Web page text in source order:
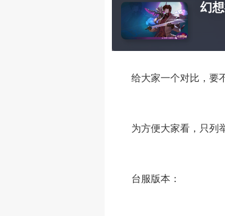
幻
给大家一个对比，要不
为方便大家看，只列举
台服版本：